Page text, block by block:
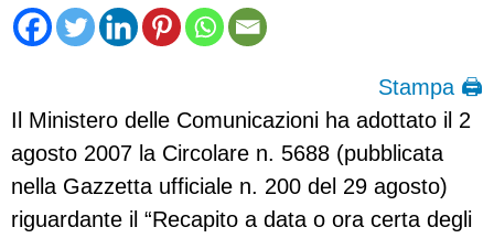
Stampa 🖨
Il Ministero delle Comunicazioni ha adottato il 2
agosto 2007 la Circolare n. 5688 (pubblicata
nella Gazzetta ufficiale n. 200 del 29 agosto)
riguardante il “Recapito a data o ora certa degli